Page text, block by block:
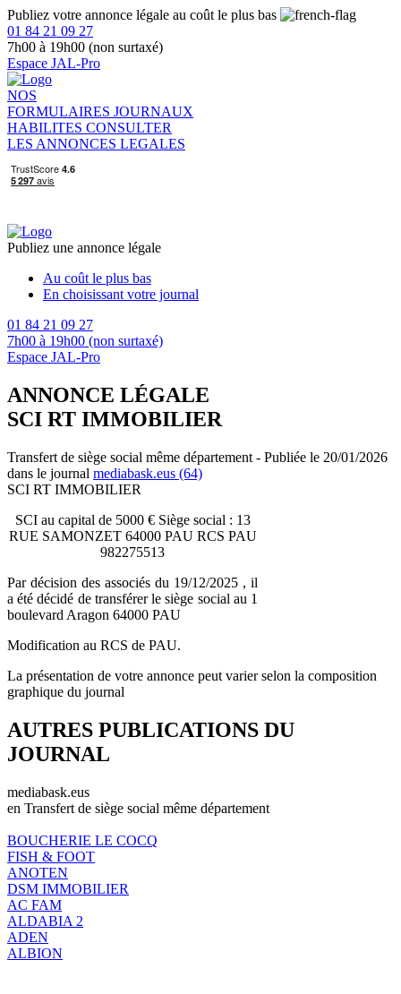
Publiez votre annonce légale au coût le plus bas
01 84 21 09 27
7h00 à 19h00 (non surtaxé)
Espace JAL-Pro
NOS
FORMULAIRES JOURNAUX
HABILITES CONSULTER
LES ANNONCES LEGALES
Publiez une annonce légale
Au coût le plus bas
En choisissant votre journal
01 84 21 09 27
7h00 à 19h00 (non surtaxé)
Espace JAL-Pro
ANNONCE LÉGALE
SCI RT IMMOBILIER
Transfert de siège social même département - Publiée le 20/01/2026
dans le journal mediabask.eus (64)
SCI RT IMMOBILIER
SCI au capital de 5000 € Siège social : 13
RUE SAMONZET 64000 PAU RCS PAU
982275513
Par décision des associés du 19/12/2025 , il
a été décidé de transférer le siège social au 1
boulevard Aragon 64000 PAU
Modification au RCS de PAU.
La présentation de votre annonce peut varier selon la composition
graphique du journal
AUTRES PUBLICATIONS DU
JOURNAL
mediabask.eus
en Transfert de siège social même département
BOUCHERIE LE COCQ
FISH & FOOT
ANOTEN
DSM IMMOBILIER
AC FAM
ALDABIA 2
ADEN
ALBION